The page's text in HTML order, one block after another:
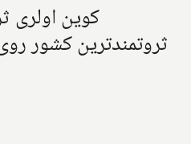
کوین اولری
ثروتمندترین کشور